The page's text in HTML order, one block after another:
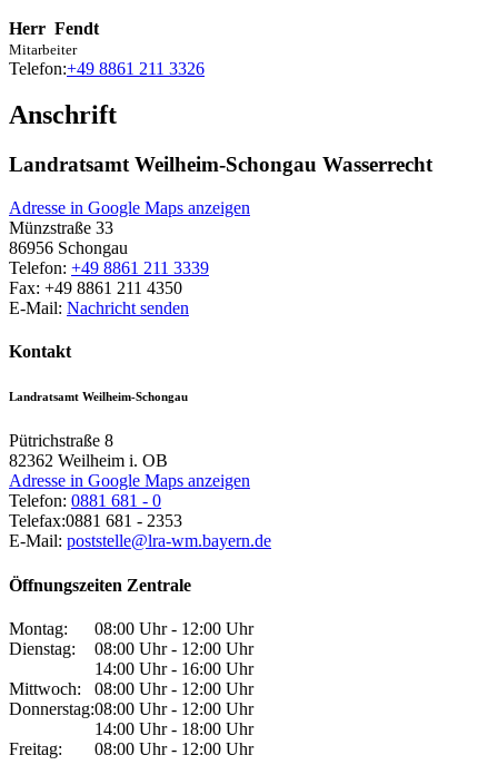
Herr Fendt
Mitarbeiter
Telefon:+49 8861 211 3326
Anschrift
Landratsamt Weilheim-Schongau Wasserrecht
Adresse in Google Maps anzeigen
Münzstraße 33
86956 Schongau
Telefon: +49 8861 211 3339
Fax: +49 8861 211 4350
E-Mail: Nachricht senden
Kontakt
Landratsamt Weilheim-Schongau
Pütrichstraße 8
82362 Weilheim i. OB
Adresse in Google Maps anzeigen
Telefon: 0881 681 - 0
Telefax:0881 681 - 2353
E-Mail: poststelle@lra-wm.bayern.de
Öffnungszeiten Zentrale
Montag:
08:00 Uhr - 12:00 Uhr
Dienstag:
08:00 Uhr - 12:00 Uhr
14:00 Uhr - 16:00 Uhr
Mittwoch:
08:00 Uhr - 12:00 Uhr
Donnerstag:08:00 Uhr - 12:00 Uhr
14:00 Uhr - 18:00 Uhr
Freitag:
08:00 Uhr - 12:00 Uhr